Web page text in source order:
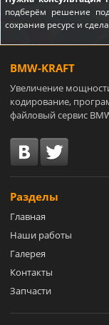
подберём решение
сохранив ресурс и
BMW-KRAFT
Увеличение
кодирование,
файловый сервис
Разделы
Главная
Наши работы
Галерея
Контакты
Запчасти